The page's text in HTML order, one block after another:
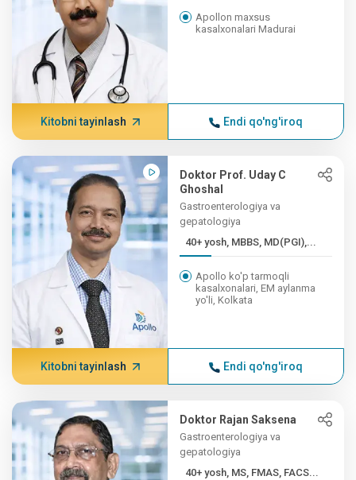
Apollon maxsus
kasalxonalari Madurai
Kitobni tayinlash Endi qo'ng'iroq
Doktor Prof. Uday C
Ghoshal
Gastroenterologiya va
gepatologiya
40+ yosh, MBBS, MD(PGI),...
Apollo ko'p tarmoqli
kasalxonalari, EM aylanma
yo'li, Kolkata
Kitobni tayinlash Endi qo'ng'iroq
Doktor Rajan Saksena
Gastroenterologiya va
gepatologiya
40+ yosh, MS, FMAS, FACS...